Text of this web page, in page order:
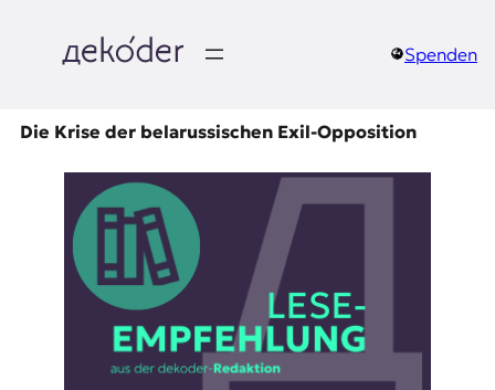
springen
e
Spenden
Die Krise der belarussischen Exil-Opposition